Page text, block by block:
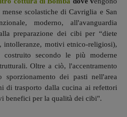
scolastiche di Cavriglia e San
moderno, all'avanguardia
preparazione dei cibi per “diete
intolleranze, motivi etnico-religiosi),
secondo le più moderne
Oltre a ciò, l'accentramento
sporzionamento dei pasti nell'area
di trasporto dalla cucina ai refettori
benefici per la qualità dei cibi".